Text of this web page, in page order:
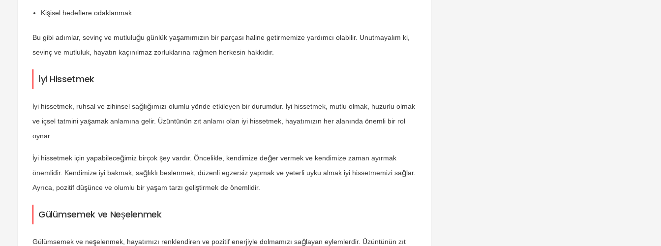
Kişisel hedeflere odaklanmak
Bu gibi adımlar, sevinç ve mutluluğu günlük yaşamımızın bir parçası haline getirmemize yardımcı olabilir. Unutmayalım ki,
sevinç ve mutluluk, hayatın kaçınılmaz zorluklarına rağmen herkesin hakkıdır.
İyi Hissetmek
İyi hissetmek, ruhsal ve zihinsel sağlığımızı olumlu yönde etkileyen bir durumdur. İyi hissetmek, mutlu olmak, huzurlu olmak
ve içsel tatmini yaşamak anlamına gelir. Üzüntünün zıt anlamı olan iyi hissetmek, hayatımızın her alanında önemli bir rol
oynar.
İyi hissetmek için yapabileceğimiz birçok şey vardır. Öncelikle, kendimize değer vermek ve kendimize zaman ayırmak
önemlidir. Kendimize iyi bakmak, sağlıklı beslenmek, düzenli egzersiz yapmak ve yeterli uyku almak iyi hissetmemizi sağlar.
Ayrıca, pozitif düşünce ve olumlu bir yaşam tarzı geliştirmek de önemlidir.
Gülümsemek ve Neşelenmek
Gülümsemek ve neşelenmek, hayatımızı renklendiren ve pozitif enerjiyle dolmamızı sağlayan eylemlerdir. Üzüntünün zıt